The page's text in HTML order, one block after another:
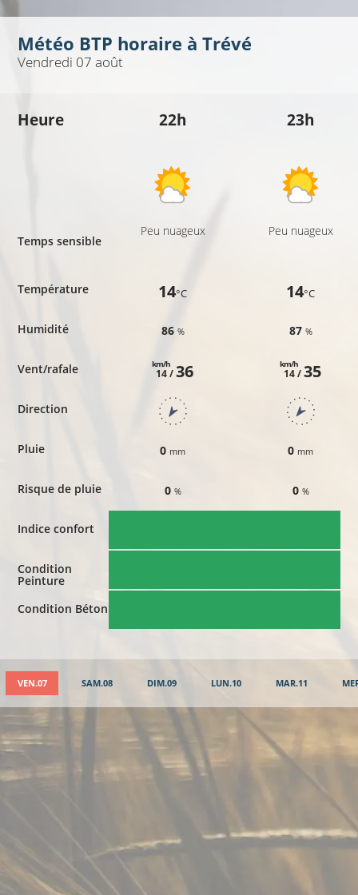
Météo BTP horaire à Trévé
Vendredi 07 août
Heure
Temps sensible
Température
Humidité
Vent/rafale
Direction
Pluie
Risque de pluie
Indice confort
Condition
Peinture
Condition Béton
22h
Peu nuageux
14°C
86 %
14 /
km/h 36
0 mm
0 %
23h
Peu nuageux
14°C
87 %
14 /
km/h 35
0 mm
0 %
VEN.07 SAM.08 DIM.09 LUN.10 MAR.11